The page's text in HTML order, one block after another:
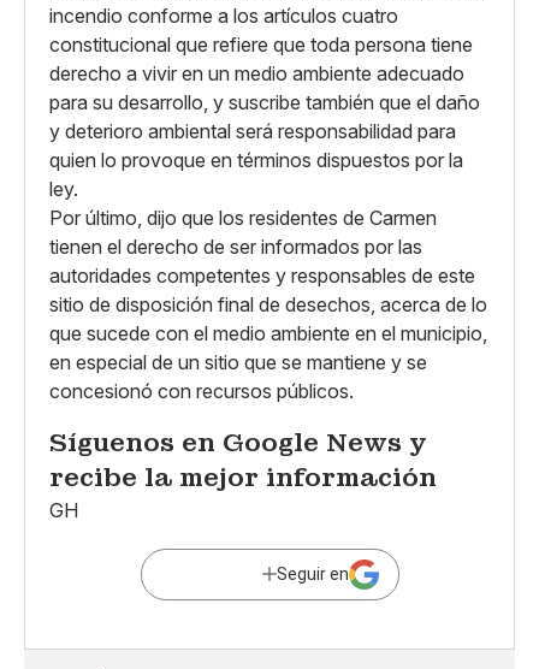
incendio conforme a los artículos cuatro
constitucional que refiere que toda persona tiene
derecho a vivir en un medio ambiente adecuado
para su desarrollo, y suscribe también que el daño
y deterioro ambiental será responsabilidad para
quien lo provoque en términos dispuestos por la
ley.
Por último, dijo que los residentes de Carmen
tienen el derecho de ser informados por las
autoridades competentes y responsables de este
sitio de disposición final de desechos, acerca de lo
que sucede con el medio ambiente en el municipio,
en especial de un sitio que se mantiene y se
concesionó con recursos públicos.
Síguenos en Google News y
recibe la mejor información
GH
Seguir en